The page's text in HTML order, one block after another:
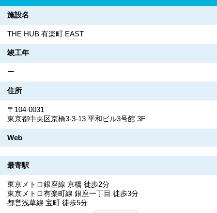
施設名
THE HUB 有楽町 EAST
竣工年
ー
住所
〒104-0031
東京都中央区京橋3-3-13 平和ビル3号館 3F
Web
最寄駅
東京メトロ銀座線 京橋 徒歩2分
東京メトロ有楽町線 銀座一丁目 徒歩3分
都営浅草線 宝町 徒歩5分